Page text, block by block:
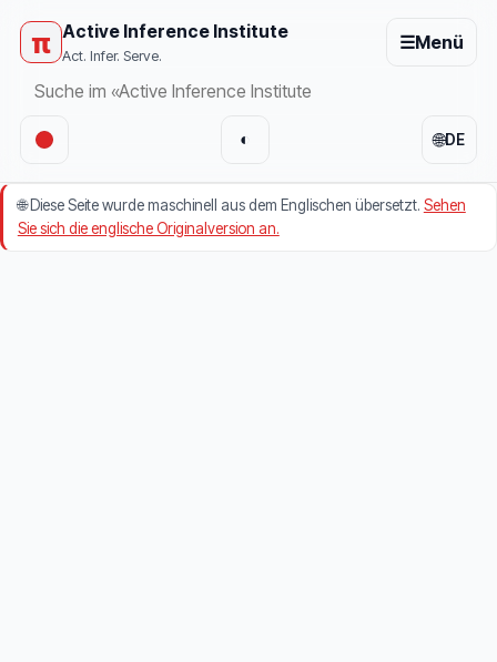
π Active Inference Institute
Act. Infer. Serve.
☰Menü
🌐DE
◐
🌐Diese Seite wurde maschinell aus dem Englischen übersetzt. Sehen
Sie sich die englische Originalversion an.